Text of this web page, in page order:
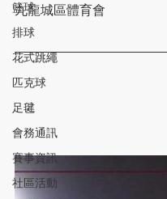
籃球
排球
花式跳繩
匹克球
足毽
會務通訊
賽事資訊
社區活動
九龍城區體育會